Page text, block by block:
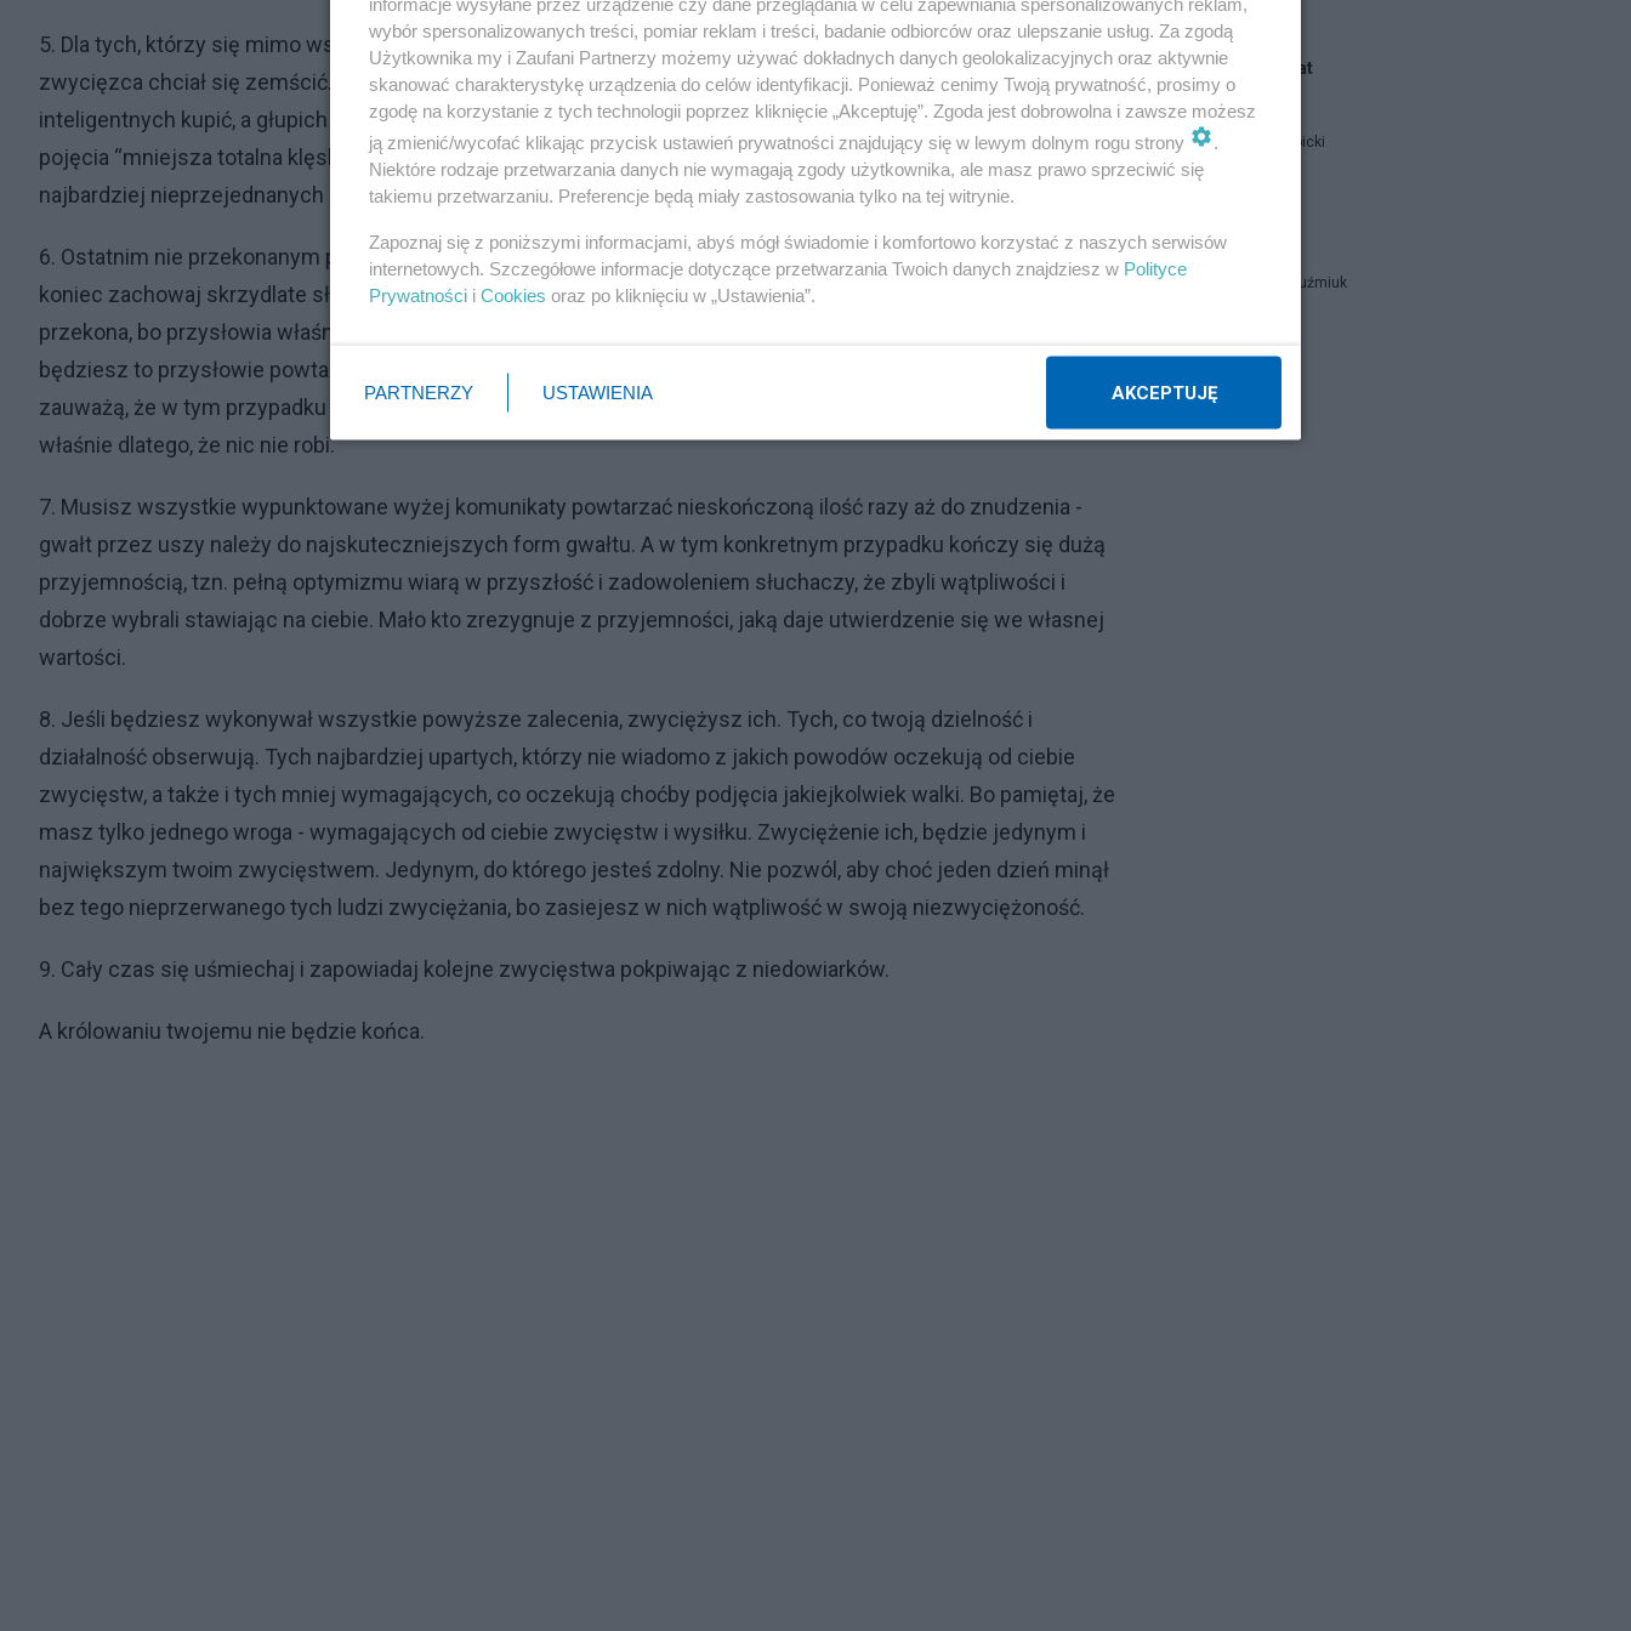
5. Dla tych, którzy się mimo wszystko zorientują, że poniosłeś klęskę miej wytłumaczenie, że przegrałeś, bo
zwycięzca chciał się zemścić. Ale nie tłumacz się za często. Powiedz to tylko raz. Raz wystarczy, by
inteligentnych kupić, a głupich ogłupić. W ostateczności, obok pojęć “mniejsze zło” i “większe zło” wprowadź
pojęcia “mniejsza totalna klęska” i “większa totalna klęska”. Przemówisz tym sposobem wprost do serca tych
najbardziej nieprzejednanych i w zalewie wzruszeń wszystko ci zapomną.
6. Ostatnim nie przekonanym powtarzaj na okrągło, że nie rozumieją złożoności walki, są małostkowi a na
koniec zachowaj skrzydlate słowo, że tylko ten nie przegrywa, kto nic nie robi. Większość to przysłowie
przekona, bo przysłowia właśnie po to są, by przekonywały niezależnie od związku z rzeczywistością. Jeśli
będziesz to przysłowie powtarzał z miną zwycięzcy, pełną wyższości nad słuchaczami i z błyskiem w oku - nie
zauważą, że w tym przypadku było dokładnie odwrotnie, tzn. że przegrał właśnie ten, który nic nie robi i przegrał
właśnie dlatego, że nic nie robi.
7. Musisz wszystkie wypunktowane wyżej komunikaty powtarzać nieskończoną ilość razy aż do znudzenia -
gwałt przez uszy należy do najskuteczniejszych form gwałtu. A w tym konkretnym przypadku kończy się dużą
przyjemnością, tzn. pełną optymizmu wiarą w przyszłość i zadowoleniem słuchaczy, że zbyli wątpliwości i
dobrze wybrali stawiając na ciebie. Mało kto zrezygnuje z przyjemności, jaką daje utwierdzenie się we własnej
wartości.
8. Jeśli będziesz wykonywał wszystkie powyższe zalecenia, zwyciężysz ich. Tych, co twoją dzielność i
działalność obserwują. Tych najbardziej upartych, którzy nie wiadomo z jakich powodów oczekują od ciebie
zwycięstw, a także i tych mniej wymagających, co oczekują choćby podjęcia jakiejkolwiek walki. Bo pamiętaj, że
masz tylko jednego wroga - wymagających od ciebie zwycięstw i wysiłku. Zwyciężenie ich, będzie jedynym i
największym twoim zwycięstwem. Jedynym, do którego jesteś zdolny. Nie pozwól, aby choć jeden dzień minął
bez tego nieprzerwanego tych ludzi zwyciężania, bo zasiejesz w nich wątpliwość w swoją niezwyciężoność.
9. Cały czas się uśmiechaj i zapowiadaj kolejne zwycięstwa pokpiwając z niedowiarków.
A królowaniu twojemu nie będzie końca.
Blogi na ten temat
Jan Filip Libicki
Zbigniew Kuźmiuk
Napisz notkę
wybór spersonalizowanych treści, pomiar reklam i treści, badanie odbiorców oraz ulepszanie usług. Za zgodą
Użytkownika my i Zaufani Partnerzy możemy używać dokładnych danych geolokalizacyjnych oraz aktywnie
skanować charakterystykę urządzenia do celów identyfikacji. Ponieważ cenimy Twoją prywatność, prosimy o
zgodę na korzystanie z tych technologii poprzez kliknięcie „Akceptuję”. Zgoda jest dobrowolna i zawsze możesz
ją zmienić/wycofać klikając przycisk ustawień prywatności znajdujący się w lewym dolnym rogu strony
.
Niektóre rodzaje przetwarzania danych nie wymagają zgody użytkownika, ale masz prawo sprzeciwić się
takiemu przetwarzaniu. Preferencje będą miały zastosowania tylko na tej witrynie.
Zapoznaj się z poniższymi informacjami, abyś mógł świadomie i komfortowo korzystać z naszych serwisów
internetowych. Szczegółowe informacje dotyczące przetwarzania Twoich danych znajdziesz w Polityce
Prywatności i Cookies oraz po kliknięciu w „Ustawienia”.
PARTNERZY USTAWIENIA AKCEPTUJĘ